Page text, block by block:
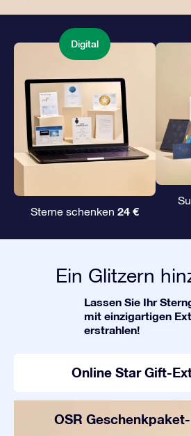
Digital
Sterne schenken 24 €
Ein Glitzern
Lassen Sie Ihr
mit einzigartigen
erstrahlen!
Online Star Gift-
OSR